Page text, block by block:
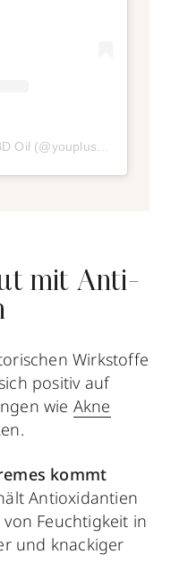
mit Anti-
Wirkstoffe
sich positiv auf
wie Akne
kommt
Antioxidantien
Feuchtigkeit in
und knackiger